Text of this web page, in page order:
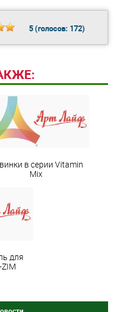
5(голосов: 172)
в серии Vitamin
Mix
для